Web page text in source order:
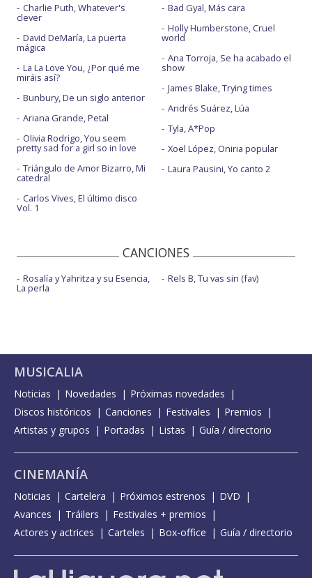
Charlie Puth, Whatever's
clever
David DeMaría, La puerta
mágica
La La Love You, ¿Por qué me
miráis así?
Bunbury, De un siglo anterior
Ariana Grande, Petal
Olivia Rodrigo, You seem
pretty sad for a girl so in love
Triángulo de Amor Bizarro, Mi
catedral
Carlos Vives, El último disco
Vol. 1
Bad Gyal, Más cara
Holly Humberstone, Cruel
world
Ana Torroja, Se ha acabado el
show
James Blake, Trying times
Andrés Suárez, Lúa
Tyla, A*Pop
Xoel López, Oniria popular
Laura Pausini, Yo canto 2
CANCIONES
Rosalía y Yahritza y su Esencia,
La perla
Rels B, Tu vas sin (fav)
MUSICALIA
Noticias Novedades
Próximas novedades
Discos históricos
Canciones Festivales
Premios
Artistas y grupos
Portadas Listas Guía / directorio
CINEMANÍA
Noticias Cartelera Próximos estrenos
DVD
Avances
Tráilers
Festivales + premios
Actores y actrices
Carteles Box-office Guía / directorio